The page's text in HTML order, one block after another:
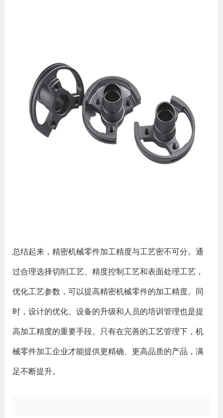
总结起来，精密机械零件加工精度与工艺密不可分。通
过合理选择切削工艺、精度控制工艺和表面处理工艺，
优化工艺参数，可以提高精密机械零件的加工精度。同
时，设计的优化、设备的升级和人员的培训管理也是提
高加工精度的重要手段。只有在完善的工艺管理下，机
械零件加工企业才能提供更精确、更高品质的产品，满
足不断提升。